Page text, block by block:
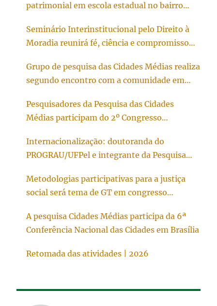
patrimonial em escola estadual no bairro
Seminário Interinstitucional pelo Direito à
Moradia reunirá fé, ciência e compromisso
Grupo de pesquisa das Cidades Médias realiza
segundo encontro com a comunidade em
Pesquisadores da Pesquisa das Cidades
Médias participam do 2º Congresso
Urbano
Internacionalização: doutoranda do
PROGRAU/UFPel e integrante da Pesquisa
na Universidade do Porto, em Portugal
Metodologias participativas para a justiça
social será tema de GT em congresso
A pesquisa Cidades Médias participa da 6ª
Conferência Nacional das Cidades em Brasília
Retomada das atividades | 2026